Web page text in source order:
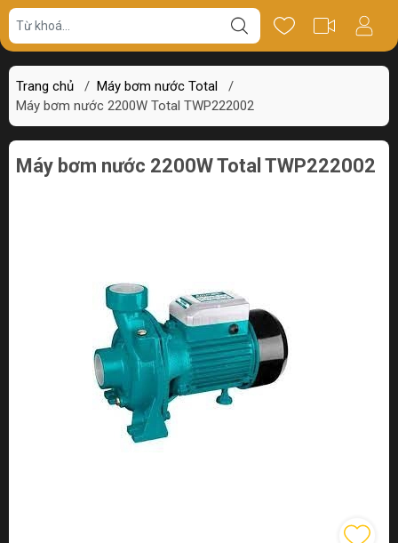
Trang chủ / Máy bơm nước Total
/
Máy bơm nước 2200W Total TWP222002
Giá bán Thông số Review
Máy bơm nước 2200W Total TWP222002